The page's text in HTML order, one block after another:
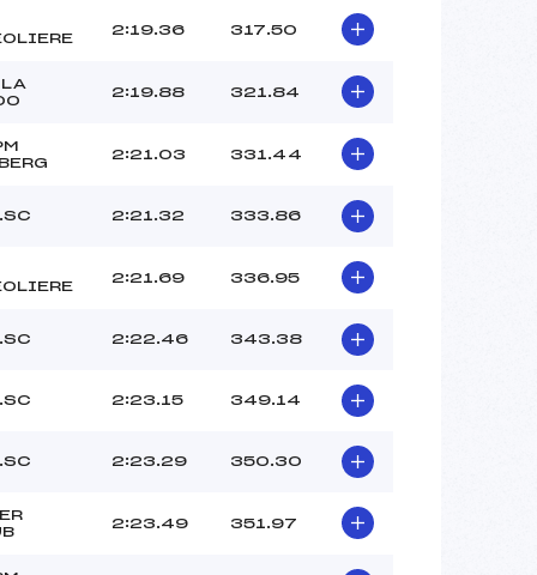
2:19.36 317.50
2:19.88 321.84
2:21.03 331.44
2:21.32 333.86
2:21.69 336.95
2:22.46 343.38
2:23.15 349.14
2:23.29 350.30
2:23.49 351.97